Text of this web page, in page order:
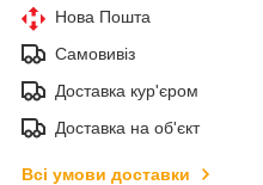
Нова Пошта
Самовивіз
Доставка кур'єром
Доставка на об'єкт
Всі умови доставки